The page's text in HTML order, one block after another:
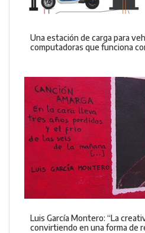
Una estación de carga para
computadoras que funciona
Luis García Montero: “La
convirtiendo en una forma de